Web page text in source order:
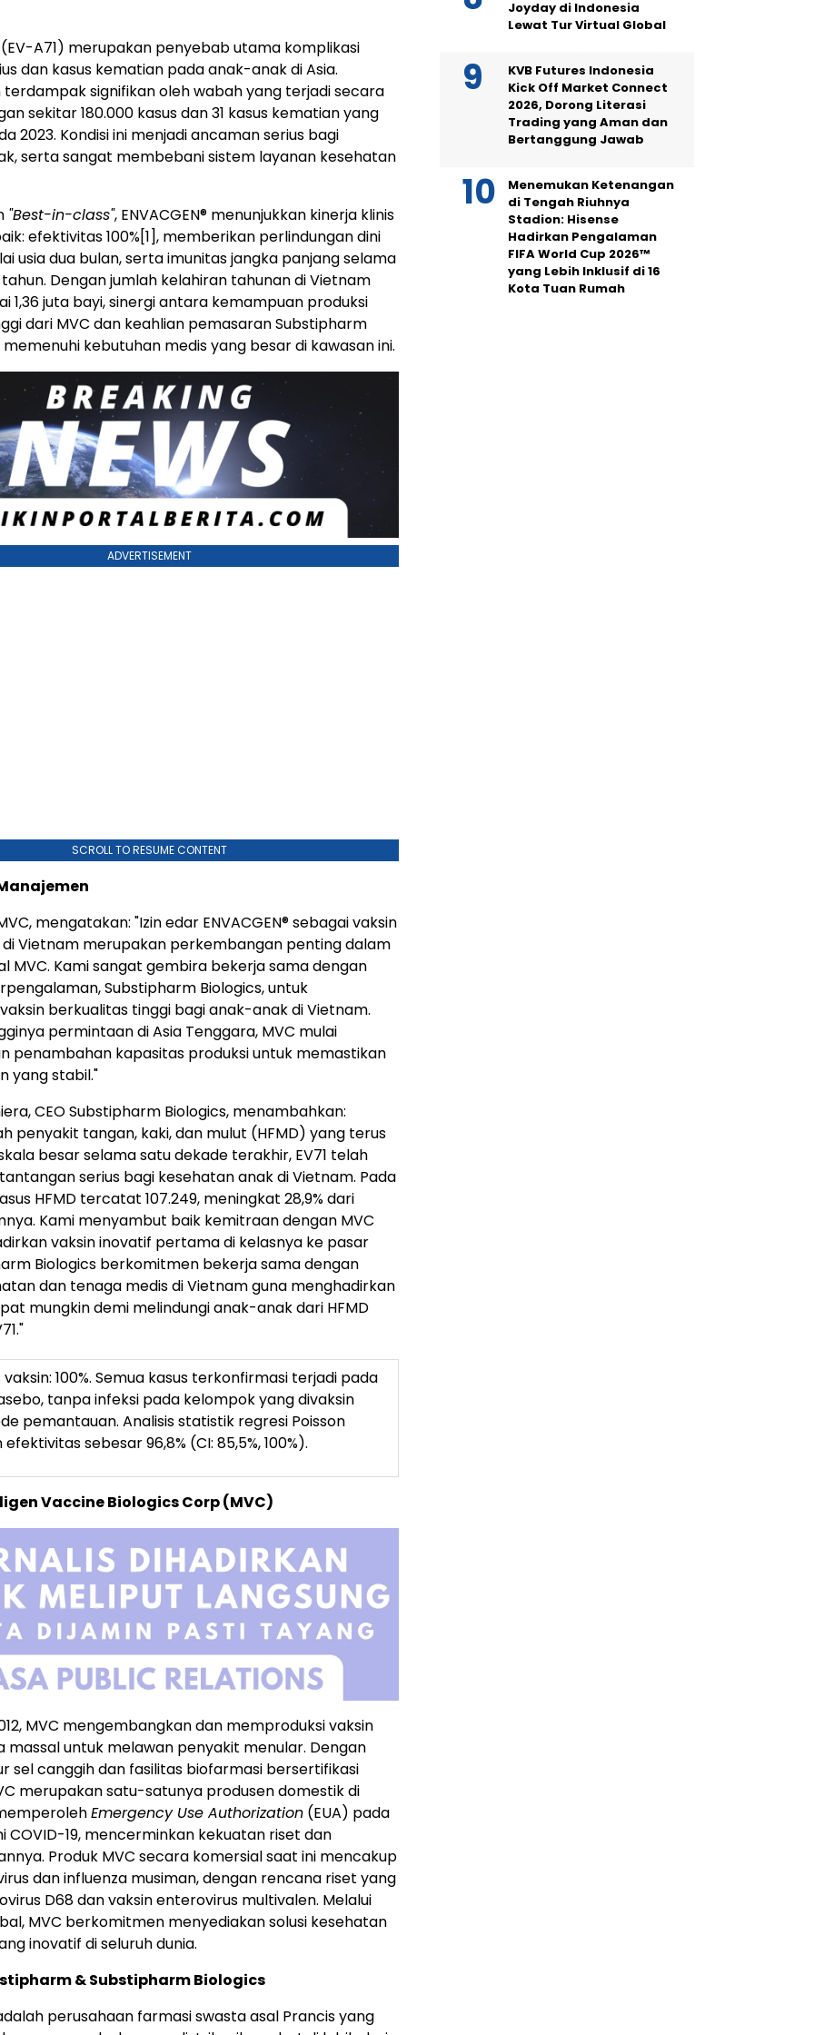
(EV-A71) merupakan penyebab utama komplikasi
dan kasus kematian pada anak-anak di Asia.
signifikan oleh wabah yang terjadi secara
sekitar 180.000 kasus dan 31 kasus kematian yang
2023. Kondisi ini menjadi ancaman serius bagi
serta sangat membebani sistem layanan kesehatan
"Best-in-class", ENVACGEN® menunjukkan kinerja klinis
efektivitas 100%[1], memberikan perlindungan dini
usia dua bulan, serta imunitas jangka panjang selama
Dengan jumlah kelahiran tahunan di Vietnam
1,36 juta bayi, sinergi antara kemampuan produksi
dari MVC dan keahlian pemasaran Substipharm
kebutuhan medis yang besar di kawasan ini.
ADVERTISEMENT
SCROLL TO RESUME CONTENT
mengatakan: "Izin edar ENVACGEN® sebagai vaksin
di Vietnam merupakan perkembangan penting dalam
MVC. Kami sangat gembira bekerja sama dengan
Substipharm Biologics, untuk
berkualitas tinggi bagi anak-anak di Vietnam.
permintaan di Asia Tenggara, MVC mulai
penambahan kapasitas produksi untuk memastikan
yang stabil."
CEO Substipharm Biologics, menambahkan:
penyakit tangan, kaki, dan mulut (HFMD) yang terus
besar selama satu dekade terakhir, EV71 telah
serius bagi kesehatan anak di Vietnam. Pada
HFMD tercatat 107.249, meningkat 28,9% dari
Kami menyambut baik kemitraan dengan MVC
vaksin inovatif pertama di kelasnya ke pasar
Biologics berkomitmen bekerja sama dengan
dan tenaga medis di Vietnam guna menghadirkan
mungkin demi melindungi anak-anak dari HFMD
100%. Semua kasus terkonfirmasi terjadi pada
tanpa infeksi pada kelompok yang divaksin
pemantauan. Analisis statistik regresi Poisson
sebesar 96,8% (CI: 85,5%, 100%).
Vaccine Biologics Corp (MVC)
MVC mengembangkan dan memproduksi vaksin
massal untuk melawan penyakit menular. Dengan
sel canggih dan fasilitas biofarmasi bersertifikasi
merupakan satu-satunya produsen domestik di
Emergency Use Authorization (EUA) pada
COVID-19, mencerminkan kekuatan riset dan
Produk MVC secara komersial saat ini mencakup
dan influenza musiman, dengan rencana riset yang
D68 dan vaksin enterovirus multivalen. Melalui
MVC berkomitmen menyediakan solusi kesehatan
inovatif di seluruh dunia.
& Substipharm Biologics
perusahaan farmasi swasta asal Prancis yang
Joyday di Indonesia
Lewat Tur Virtual Global
KVB Futures Indonesia
Kick Off Market Connect
2026, Dorong Literasi
Trading yang Aman dan
Bertanggung Jawab
Menemukan Ketenangan
di Tengah Riuhnya
Stadion: Hisense
Hadirkan Pengalaman
FIFA World Cup 2026™
yang Lebih Inklusif di 16
Kota Tuan Rumah